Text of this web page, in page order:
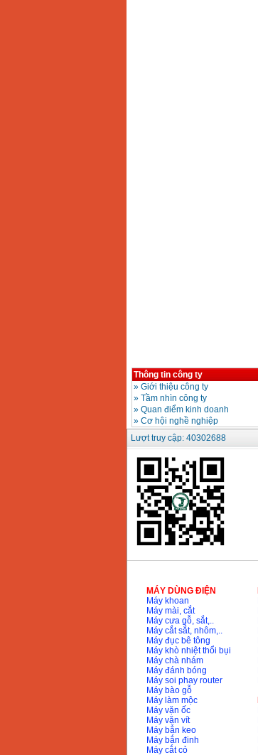
Thông tin công ty
» Giới thiệu công ty
» Tầm nhìn công ty
» Quan điểm kinh doanh
» Cơ hội nghề nghiệp
Lượt truy cập: 40302688
MÁY DÙNG ĐIỆN
Máy khoan
Máy mài, cắt
Máy cưa gỗ, sắt,..
Máy cắt sắt, nhôm,..
Máy đục bê tông
Máy khò nhiệt thổi bụi
Máy chà nhám
Máy đánh bóng
Máy soi phay router
Máy bào gỗ
Máy làm mộc
Máy vặn ốc
Máy vặn vít
Máy bắn keo
Máy bắn đinh
Máy cắt cỏ